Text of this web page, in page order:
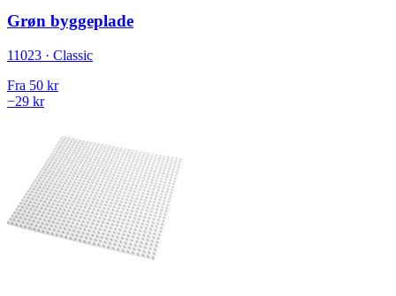
Grøn byggeplade
11023 · Classic
Fra 50 kr
−29 kr